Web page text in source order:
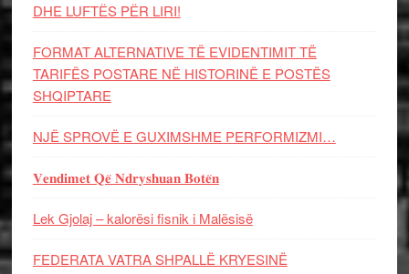
DHE LUFTЁS PЁR LIRI!
FORMAT ALTERNATIVE TË EVIDENTIMIT TË
TARIFËS POSTARE NË HISTORINË E POSTËS
SHQIPTARE
NJË SPROVË E GUXIMSHME PERFORMIZMI…
𝐕𝐞𝐧𝐝𝐢𝐦𝐞𝐭 𝐐𝐞̈ 𝐍𝐝𝐫𝐲𝐬𝐡𝐮𝐚𝐧 𝐁𝐨𝐭𝐞̈𝐧
Lek Gjolaj – kalorësi fisnik i Malësisë
FEDERATA VATRA SHPALLË KRYESINË